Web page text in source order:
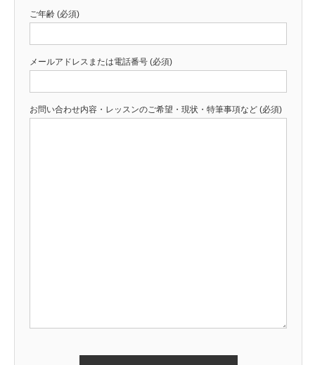
ご年齢 (必須)
メールアドレスまたは電話番号 (必須)
お問い合わせ内容・レッスンのご希望・現状・特筆事項など (必須)